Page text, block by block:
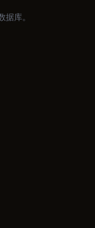
库。